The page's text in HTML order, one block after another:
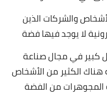
والشركات الذين
لا يوجد فيها فضة
كبير في مجال صناعة
الكثير من الأشخاص
من الفضة